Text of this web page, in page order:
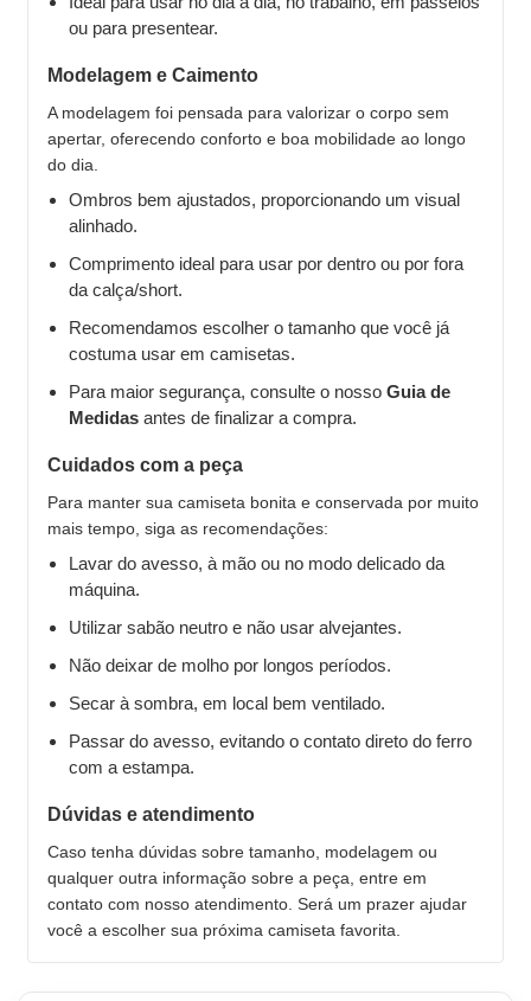
ou para presentear.
Modelagem e Caimento
A modelagem foi pensada para valorizar o corpo sem
apertar, oferecendo conforto e boa mobilidade ao longo
do dia.
Ombros bem ajustados, proporcionando um visual
alinhado.
Comprimento ideal para usar por dentro ou por fora
da calça/short.
Recomendamos escolher o tamanho que você já
costuma usar em camisetas.
Para maior segurança, consulte o nosso Guia de
Medidas antes de finalizar a compra.
Cuidados com a peça
Para manter sua camiseta bonita e conservada por muito
mais tempo, siga as recomendações:
Lavar do avesso, à mão ou no modo delicado da
máquina.
Utilizar sabão neutro e não usar alvejantes.
Não deixar de molho por longos períodos.
Secar à sombra, em local bem ventilado.
Passar do avesso, evitando o contato direto do ferro
com a estampa.
Dúvidas e atendimento
Caso tenha dúvidas sobre tamanho, modelagem ou
qualquer outra informação sobre a peça, entre em
contato com nosso atendimento. Será um prazer ajudar
você a escolher sua próxima camiseta favorita.